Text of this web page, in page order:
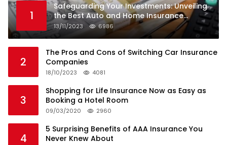
1
Safeguarding Your Investments: Unveiling
the Best Auto and Home Insurance
Companies
13/11/2023 6986
2
The Pros and Cons of Switching Car Insurance
Companies
18/10/2023 4081
3
Shopping for Life Insurance Now as Easy as
Booking a Hotel Room
09/03/2020 2960
4
5 Surprising Benefits of AAA Insurance You
Never Knew About